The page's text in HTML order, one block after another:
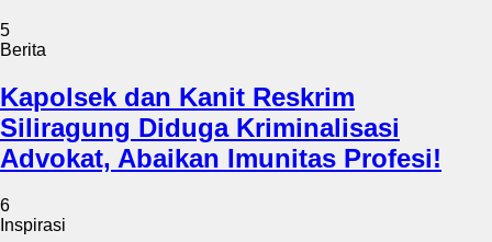
5
Berita
Kapolsek dan Kanit Reskrim
Siliragung Diduga Kriminalisasi
Advokat, Abaikan Imunitas Profesi!
6
Inspirasi